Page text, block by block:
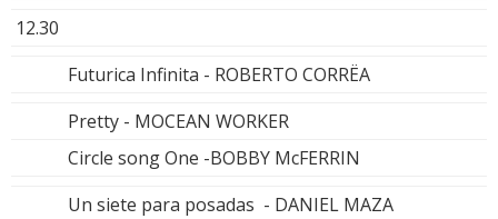
12.30
Futurica Infinita - ROBERTO CORRËA
Pretty - MOCEAN WORKER
Circle song One -BOBBY McFERRIN
Un siete para posadas - DANIEL MAZA